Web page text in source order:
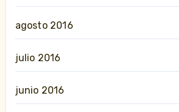
agosto 2016
julio 2016
junio 2016